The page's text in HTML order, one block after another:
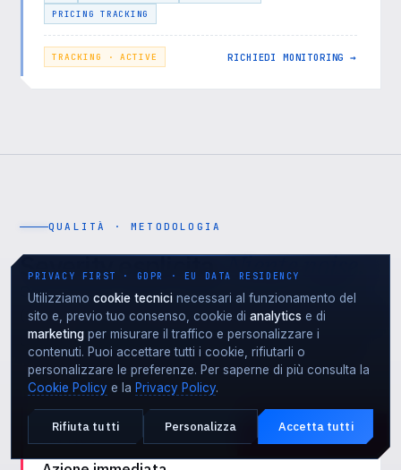
PRICING TRACKING
TRACKING · ACTIVE RICHIEDI MONITORING →
QUALITÀ · METODOLOGIA
Severity esplicita.Niente noise.
Ogni evento riceve un livello di severity esplicito
(Critical/High/Medium/Info) che determina il canale
di alert.Niente lista grezza, niente alert fatigue.
CRITICAL
Attacco in corso?
EMERGENZA · 24·7
PRIVACY FIRST · GDPR · EU DATA RESIDENCY
Utilizziamo cookie tecnici necessari al funzionamento del
sito e, previo tuo consenso, cookie di analytics e di
marketing per misurare il traffico e personalizzare i
contenuti. Puoi accettare tutti i cookie, rifiutarli o
personalizzare le preferenze. Per saperne di più consulta la
Cookie Policy e la Privacy Policy.
Rifiuta tutti Personalizza Accetta tutti